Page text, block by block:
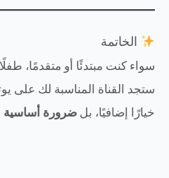
الخاتمة
سواء كنت مبتدئًا أو متقدمًا،
ستجد القناة المناسبة لك على
خيارًا إضافيًا، بل ضرورة أساسية